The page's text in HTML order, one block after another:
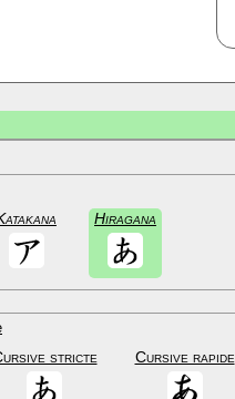
Hiragana
stricte Cursive rapide